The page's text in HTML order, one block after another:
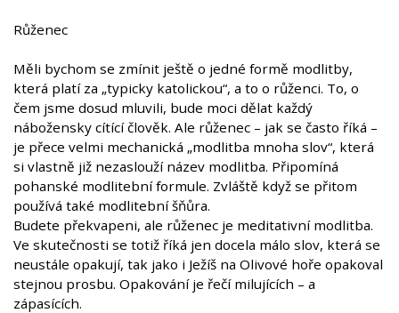
Růženec
Měli bychom se zmínit ještě o jedné formě modlitby,
která platí za „typicky katolickou“, a to o růženci. To, o
čem jsme dosud mluvili, bude moci dělat každý
nábožensky cítící člověk. Ale růženec – jak se často říká –
je přece velmi mechanická „modlitba mnoha slov“, která
si vlastně již nezaslouží název modlitba. Připomíná
pohanské modlitební formule. Zvláště když se přitom
používá také modlitební šňůra.
Budete překvapeni, ale růženec je meditativní modlitba.
Ve skutečnosti se totiž říká jen docela málo slov, která se
neustále opakují, tak jako i Ježíš na Olivové hoře opakoval
stejnou prosbu. Opakování je řečí milujících – a
zápasících.